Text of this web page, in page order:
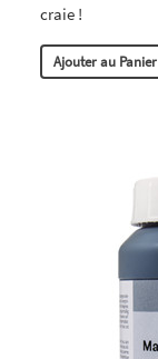
craie !
Ajouter au Panier